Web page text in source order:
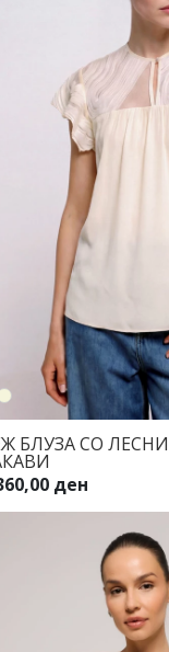
БЛУЗА СО
ден